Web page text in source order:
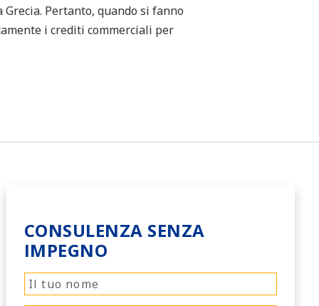
Pertanto, quando si fanno
i crediti commerciali per
CONSULENZA SENZA
IMPEGNO